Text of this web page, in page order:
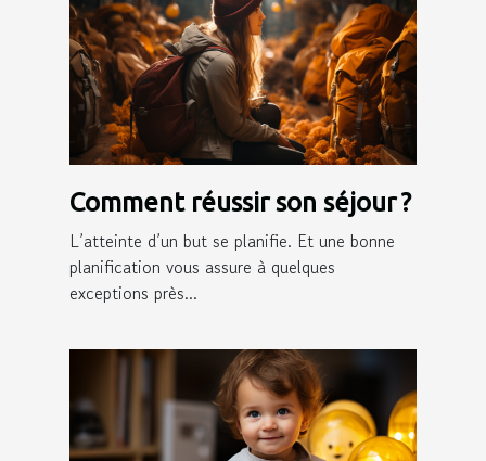
Comment réussir son séjour ?
L’atteinte d’un but se planifie. Et une bonne
planification vous assure à quelques
exceptions près...